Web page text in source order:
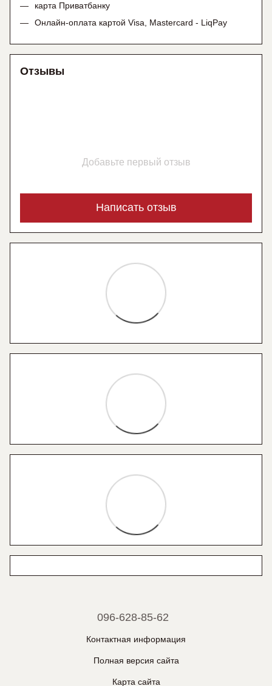
карта Приватбанку
Онлайн-оплата картой Visa, Mastercard - LiqPay
Отзывы
Добавьте первый отзыв
Написать отзыв
096-628-85-62
Контактная информация
Полная версия сайта
Карта сайта